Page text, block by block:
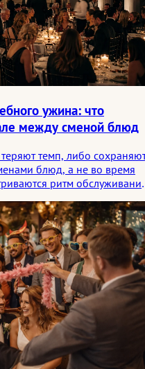
ужина: что
между сменой блюд
темп, либо
блюд, а не во время
ритм
поддерживают